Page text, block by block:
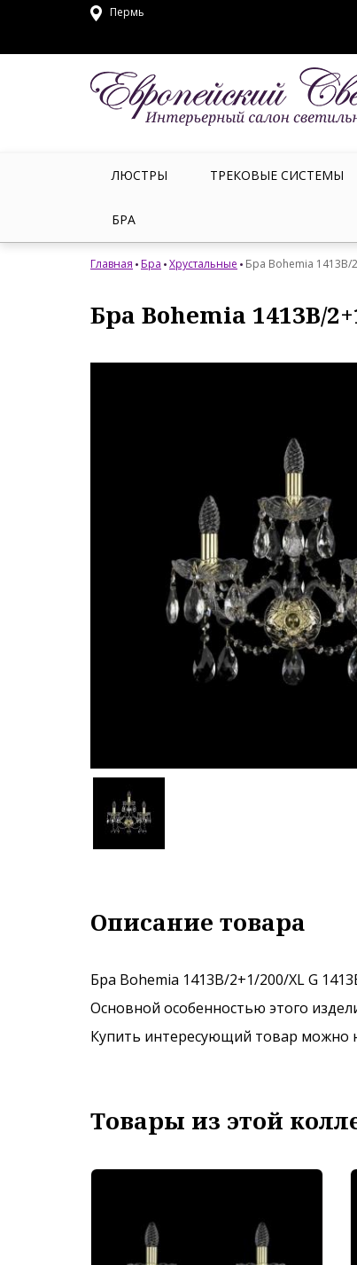
Пермь
ЛЮСТРЫ ТРЕКОВЫЕ СИСТЕМЫ
БРА
Главная Бра Хрустальные Бра Bohemia 1413B/
Бра Bohemia 1413B/
Описание товара
Бра Bohemia 1413B/2+1/200/XL G
Основной особенностью этого
Купить интересующий товар можно
Товары из этой